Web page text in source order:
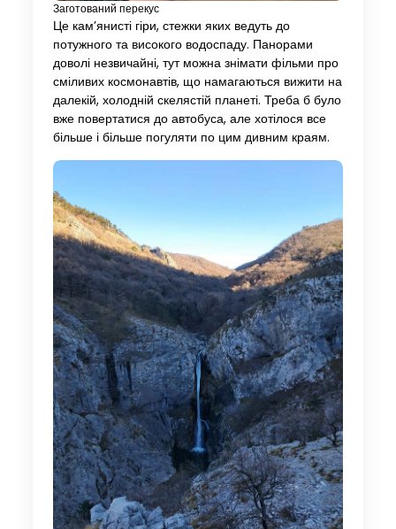
Заготований перекус
Це кам’янисті гіри, стежки яких ведуть до
потужного та високого водоспаду. Панорами
доволі незвичайні, тут можна знімати фільми про
сміливих космонавтів, що намагаються вижити на
далекій, холодній скелястій планеті. Треба б було
вже повертатися до автобуса, але хотілося все
більше і більше погуляти по цим дивним краям.